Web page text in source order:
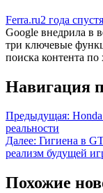
Ferra.ru2 года спустя
Google внедрила в
три ключевые
поиска контента
Навигация
Предыдущая:
реальности
Далее: Гигиена в
реализм будущей
Похожие